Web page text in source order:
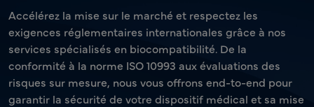
Accélérez la mise sur le marché et respectez les
exigences réglementaires internationales grâce à nos
services spécialisés en biocompatibilité. De la
conformité à la norme ISO 10993 aux évaluations des
risques sur mesure, nous vous offrons end-to-end pour
garantir la sécurité de votre dispositif médical et sa mise